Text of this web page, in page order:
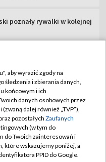
poznały rywalki w kolejnej
TVP
TVP
aby wyrazić zgody na
śledzenia i zbierania danych,
końcowym i ich
danych osobowych przez
dalej również „TVP”),
pozostałych Zaufanych
(w tym do
do Twoich zainteresowań i
które wskazujemy poniżej, a
PPID do Google.